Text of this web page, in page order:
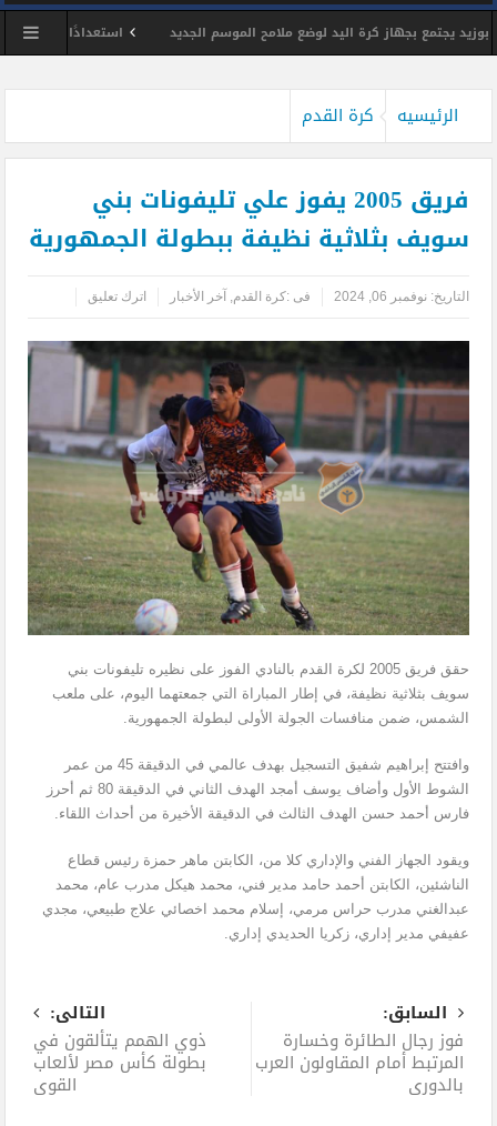
يجتمع بجهاز كرة اليد لوضع ملامح الموسم الجديد
استعدادًا للمونديال..
الرئيسيه كرة القدم
فريق 2005 يفوز علي تليفونات بني
سويف بثلاثية نظيفة ببطولة الجمهورية
التاريخ:نوفمبر 06, 2024 فى :كرة القدم, آخر الأخبار اترك تعليق
حقق فريق 2005 لكرة القدم بالنادي الفوز على نظيره تليفونات بني
سويف بثلاثية نظيفة، في إطار المباراة التي جمعتهما اليوم، على ملعب
الشمس، ضمن منافسات الجولة الأولى لبطولة الجمهورية.
وافتتح إبراهيم شفيق التسجيل بهدف عالمي في الدقيقة 45 من عمر
الشوط الأول وأضاف يوسف أمجد الهدف الثاني في الدقيقة 80 ثم أحرز
فارس أحمد حسن الهدف الثالث في الدقيقة الأخيرة من أحداث اللقاء.
ويقود الجهاز الفني والإداري كلا من، الكابتن ماهر حمزة رئيس قطاع
الناشئين، الكابتن أحمد حامد مدير فني، محمد هيكل مدرب عام، محمد
عبدالغني مدرب حراس مرمي، إسلام محمد اخصائي علاج طبيعي، مجدي
عفيفي مدير إداري، زكريا الحديدي إداري.
السابق:
فوز رجال الطائرة وخسارة
المرتبط أمام المقاولون العرب
بالدوري
التالى:
ذوي الهمم يتألقون في
بطولة كأس مصر لألعاب
القوي